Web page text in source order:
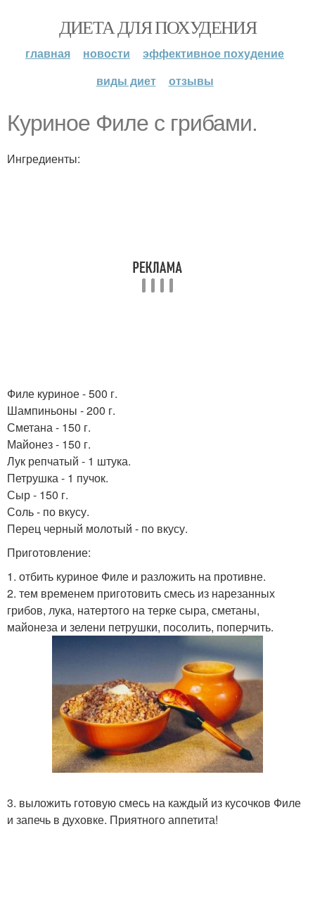
ДИЕТА ДЛЯ ПОХУДЕНИЯ
главная новости
эффективное похудение
виды диет
отзывы
Куриное Филе с грибами.
Ингредиенты:
Филе куриное - 500 г.
Шампиньоны - 200 г.
Сметана - 150 г.
Майонез - 150 г.
Лук репчатый - 1 штука.
Петрушка - 1 пучок.
Сыр - 150 г.
Соль - по вкусу.
Перец черный молотый - по вкусу.
Приготовление:
1. отбить куриное Филе и разложить на противне.
2. тем временем приготовить смесь из нарезанных
грибов, лука, натертого на терке сыра, сметаны,
майонеза и зелени петрушки, посолить, поперчить.
3. выложить готовую смесь на каждый из кусочков Филе
и запечь в духовке. Приятного аппетита!